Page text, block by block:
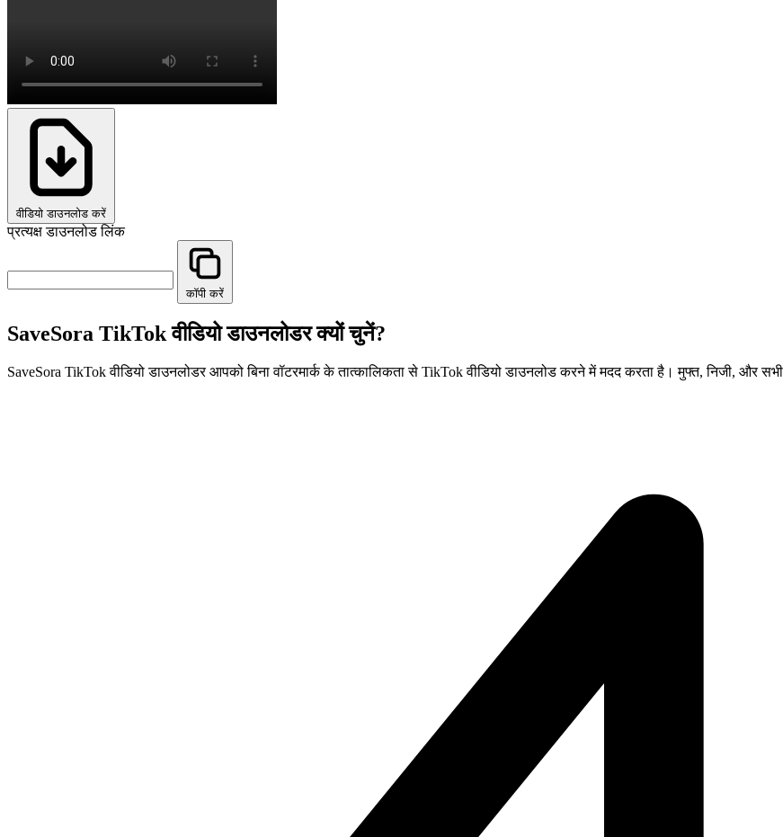
वीडियो डाउनलोड करें
प्रत्यक्ष डाउनलोड लिंक
कॉपी करें
SaveSora TikTok वीडियो डाउनलोडर क्यों चुनें?
SaveSora TikTok वीडियो डाउनलोडर आपको बिना वॉटरमार्क के तात्कालिकता से TikTok वीडियो डाउनलोड करने में मदद करता है। मुफ्त, निजी, और